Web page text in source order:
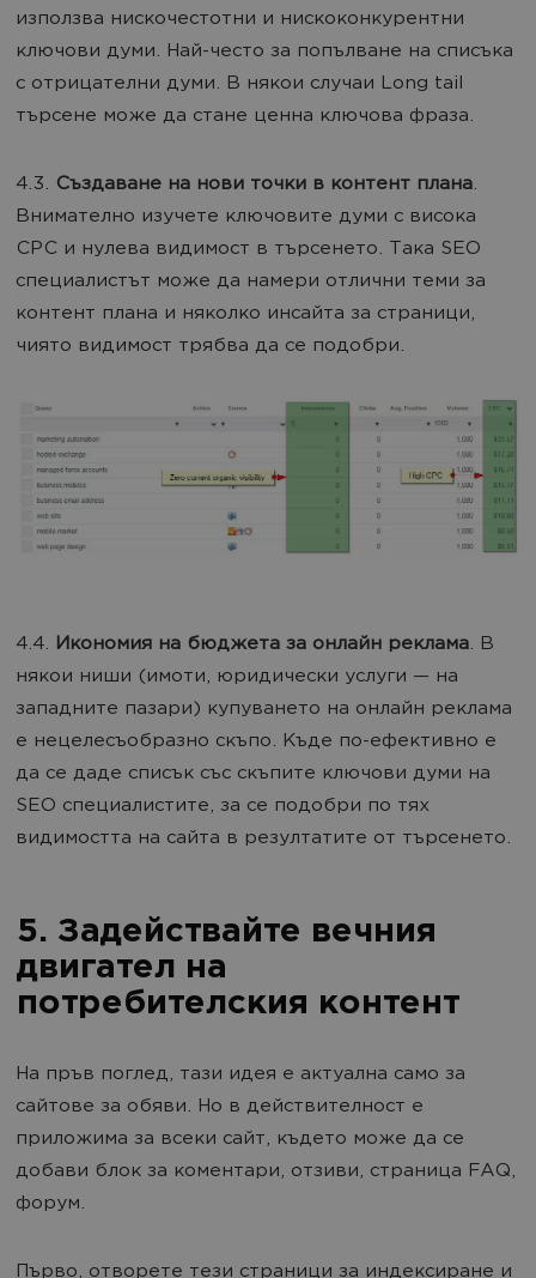
използва нискочестотни и нискоконкурентни
ключови думи. Най-често за попълване на списъка
с отрицателни думи. В някои случаи Long tail
търсене може да стане ценна ключова фраза.
4.3. Създаване на нови точки в контент плана.
Внимателно изучете ключовите думи с висока
CPC и нулева видимост в търсенето. Така SEO
специалистът може да намери отлични теми за
контент плана и няколко инсайта за страници,
чиято видимост трябва да се подобри.
4.4. Икономия на бюджета за онлайн реклама. В
някои ниши (имоти, юридически услуги — на
западните пазари) купуването на онлайн реклама
е нецелесъобразно скъпо. Къде по-ефективно е
да се даде списък със скъпите ключови думи на
SEO специалистите, за се подобри по тях
видимостта на сайта в резултатите от търсенето.
5. Задействайте вечния
двигател на
потребителския контент
На пръв поглед, тази идея е актуална само за
сайтове за обяви. Но в действителност е
приложима за всеки сайт, където може да се
добави блок за коментари, отзиви, страница FAQ,
форум.
Първо, отворете тези страници за индексиране и